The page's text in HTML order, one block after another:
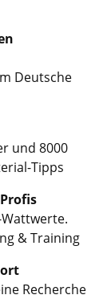
Deutsche
und 8000
Tipps
& Training
Recherche